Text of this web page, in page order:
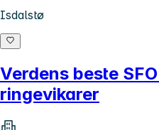
Isdalstø
Verdens beste
ringevikarer